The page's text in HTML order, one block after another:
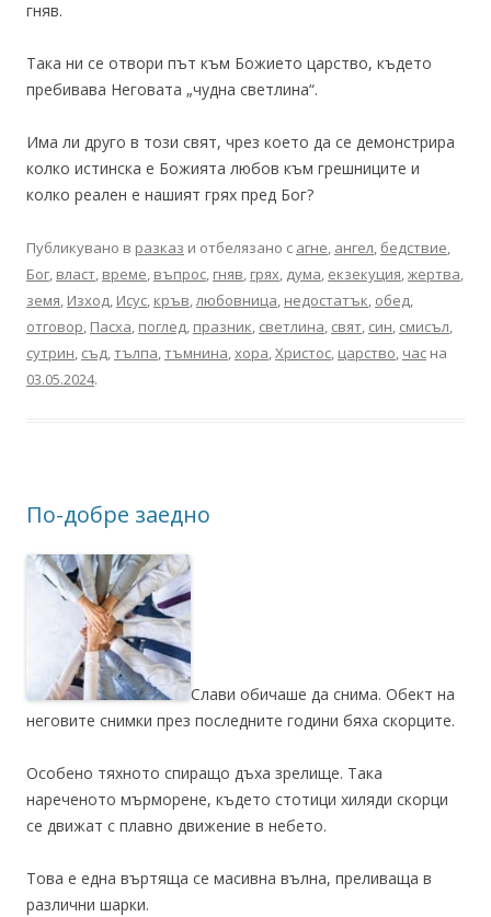
гняв.
Така ни се отвори път към Божието царство, където
пребивава Неговата „чудна светлина“.
Има ли друго в този свят, чрез което да се демонстрира
колко истинска е Божията любов към грешниците и
колко реален е нашият грях пред Бог?
Публикувано в разказ и отбелязано с агне, ангел, бедствие,
Бог, власт, време, въпрос, гняв, грях, дума, екзекуция,жертва,
земя, Изход, Исус, кръв,любовница, недостатък, обед,
отговор, Пасха, поглед, празник, светлина, свят, син, смисъл,
сутрин, съд,тълпа,тъмнина,хора,Христос, царство, час на
03.05.2024.
По-добре заедно
Слави обичаше да снима. Обект на
неговите снимки през последните години бяха скорците.
Особено тяхното спиращо дъха зрелище. Така
нареченото мърморене, където стотици хиляди скорци
се движат с плавно движение в небето.
Това е една въртяща се масивна вълна, преливаща в
различни шарки.